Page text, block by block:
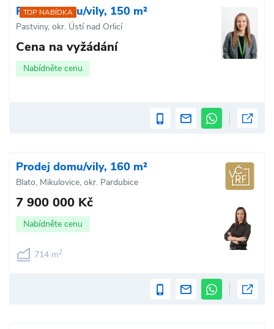
TOP NABÍDKA
Prodej domu/vily, 150 m²
Pastviny, okr. Ústí nad Orlicí
Cena na vyžádání
Nabídněte cenu
Prodej domu/vily, 160 m²
Blato, Mikulovice, okr. Pardubice
7 900 000 Kč
Nabídněte cenu
714 m2